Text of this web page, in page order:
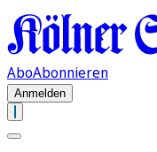
AboAbonnieren
Anmelden